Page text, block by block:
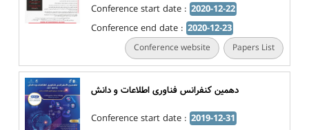
Conference start date : 2020-12-22
Conference end date : 2020-12-23
Conference website Papers List
دهمین کنفرانس فناوری اطلاعات و دانش
Conference start date : 2019-12-31